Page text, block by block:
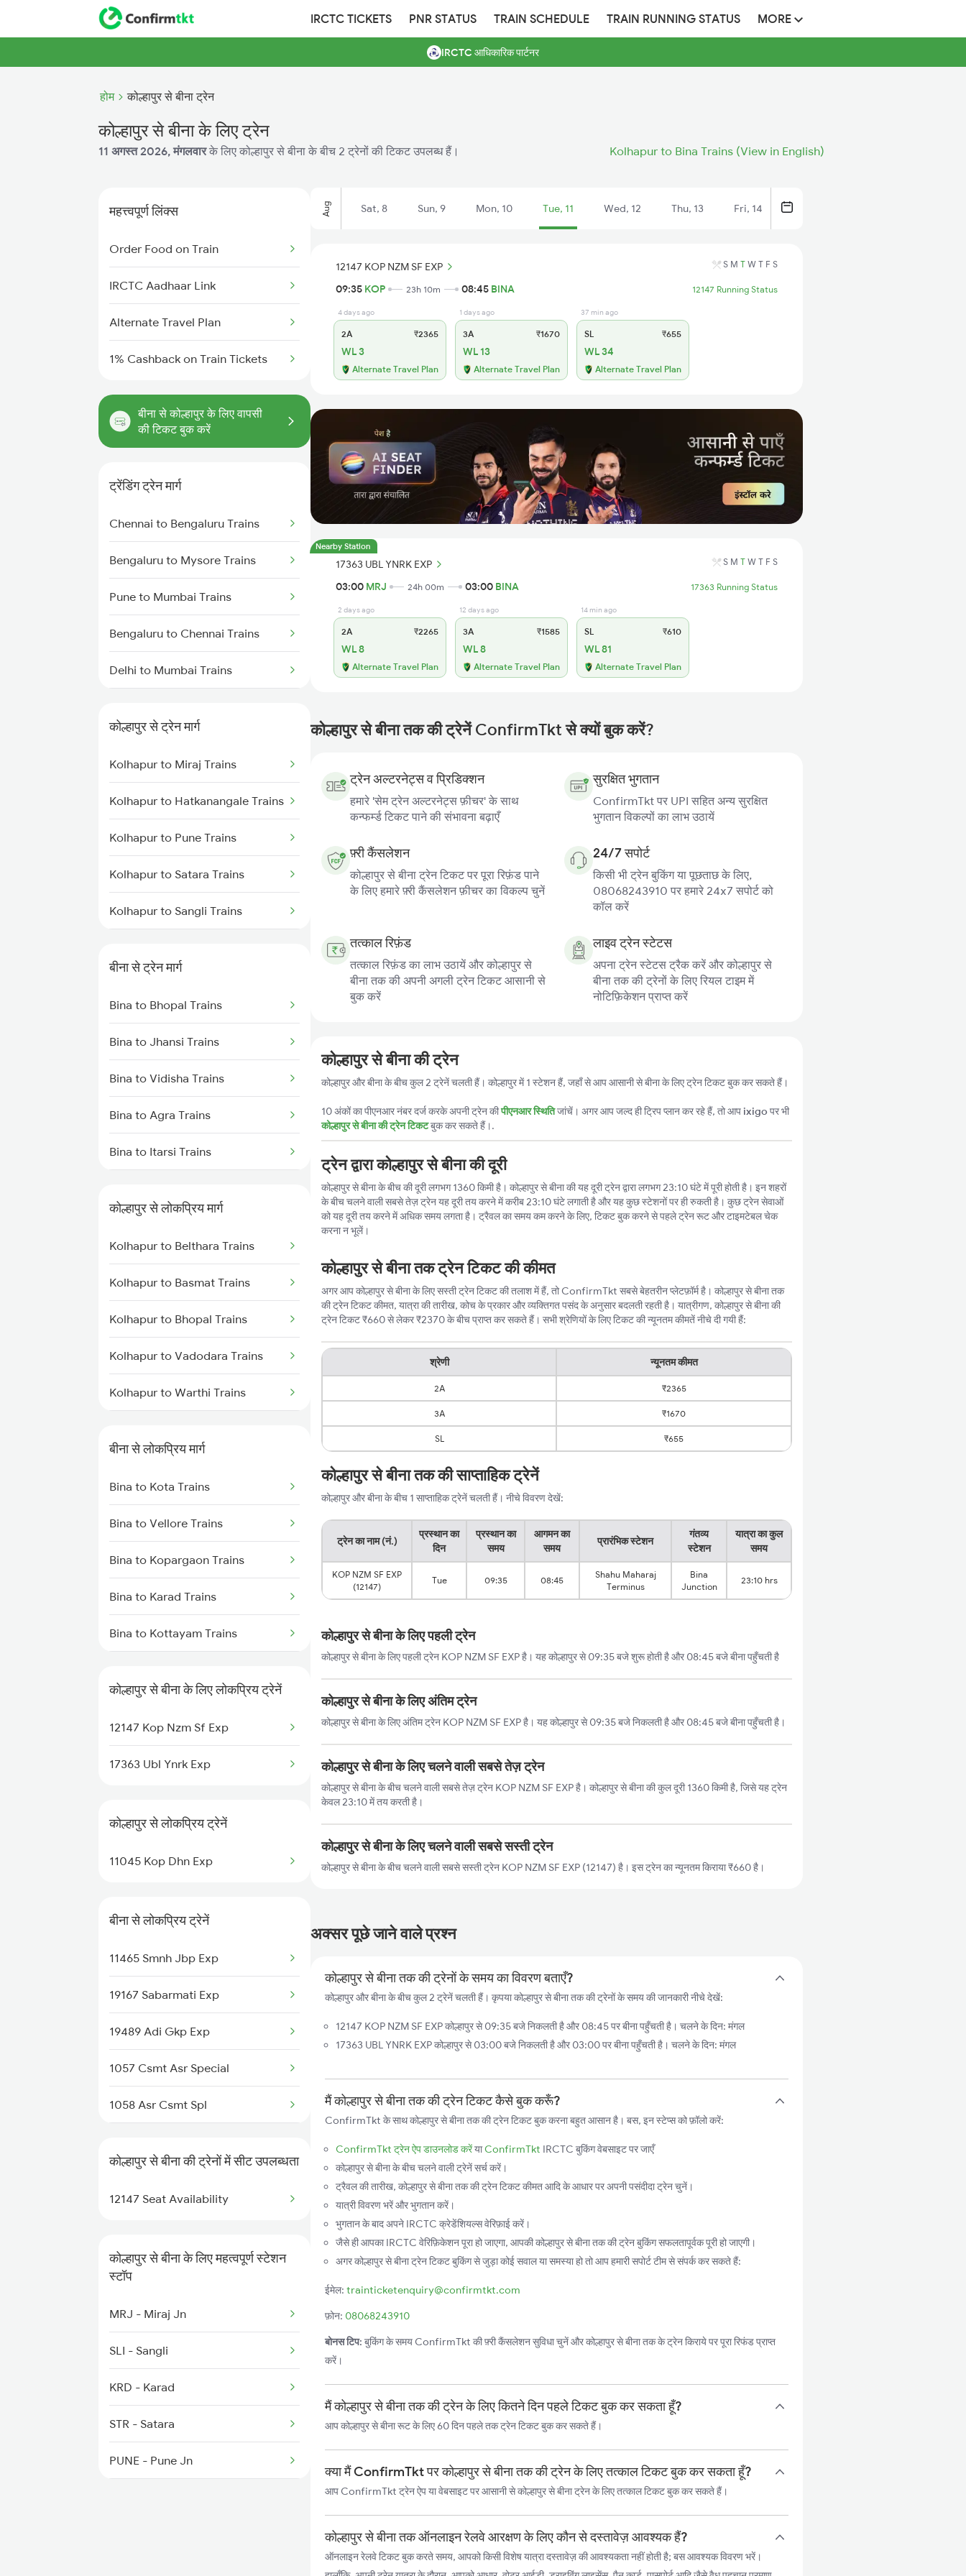
IRCTC TICKETS PNR STATUS TRAIN SCHEDULE TRAIN RUNNING STATUS MORE
IRCTC आधिकारिक पार्टनर
होम कोल्हापुर से बीना ट्रेन
कोल्हापुर से बीना के लिए ट्रेन
11 अगस्त 2026, मंगलवारके लिए कोल्हापुर से बीना के बीच 2 ट्रेनों की टिकट उपलब्ध हैं। Kolhapur to Bina Trains (View in English)
महत्त्वपूर्ण लिंक्स
Order Food on Train
IRCTC Aadhaar Link
Alternate Travel Plan
1% Cashback on Train Tickets
बीना से कोल्हापुर के लिए वापसी
की टिकट बुक करें
ट्रेंडिंग ट्रेन मार्ग
Chennai to Bengaluru Trains
Bengaluru to Mysore Trains
Pune to Mumbai Trains
Bengaluru to Chennai Trains
Delhi to Mumbai Trains
Mumbai to Delhi Trains
Mumbai to Goa Trains
Chennai to Coimbatore Trains
कोल्हापुर से ट्रेन मार्ग
Kolhapur to Miraj Trains
Kolhapur to Hatkanangale Trains
Kolhapur to Pune Trains
Kolhapur to Satara Trains
Kolhapur to Sangli Trains
बीना से ट्रेन मार्ग
Bina to Bhopal Trains
Bina to Jhansi Trains
Bina to Vidisha Trains
Bina to Agra Trains
Bina to Itarsi Trains
Bina to Mathura Trains
कोल्हापुर से लोकप्रिय मार्ग
Kolhapur to Belthara Trains
Kolhapur to Basmat Trains
Kolhapur to Bhopal Trains
Kolhapur to Vadodara Trains
Kolhapur to Warthi Trains
Kolhapur to Barshi Trains
Kolhapur to Chandur Trains
बीना से लोकप्रिय मार्ग
Bina to Kota Trains
Bina to Vellore Trains
Bina to Kopargaon Trains
Bina to Karad Trains
Bina to Kottayam Trains
Bina to Kurduwadi Trains
Bina to Kamakhya Trains
कोल्हापुर से बीना के लिए लोकप्रिय ट्रेनें
12147 Kop Nzm Sf Exp
17363 Ubl Ynrk Exp
कोल्हापुर से लोकप्रिय ट्रेनें
11045 Kop Dhn Exp
बीना से लोकप्रिय ट्रेनें
11465 Smnh Jbp Exp
19167 Sabarmati Exp
19489 Adi Gkp Exp
1057 Csmt Asr Special
1058 Asr Csmt Spl
1078 Jhelum Covid
1271 Et Bpl Special
1272 Bpl Et Special
कोल्हापुर से बीना की ट्रेनों में सीट उपलब्धता
12147 Seat Availability
कोल्हापुर से बीना के लिए महत्वपूर्ण स्टेशन
स्टॉप
MRJ - Miraj Jn
SLI - Sangli
KRD - Karad
STR - Satara
PUNE - Pune Jn
Aug Sat, 8 Sun, 9 Mon, 10 Tue, 11 Wed, 12 Thu, 13 Fri, 14
12147 KOP NZM SF EXP S M T W T F S
09:35 KOP 23h 10m 08:45 BINA 12147 Running Status
4 days ago
2A ₹2365
WL 3
Alternate Travel Plan
1 days ago
3A ₹1670
WL 13
Alternate Travel Plan
37 min ago
SL ₹655
WL 34
Alternate Travel Plan
Nearby Station
17363 UBL YNRK EXP S M T W T F S
03:00 MRJ 24h 00m 03:00 BINA 17363 Running Status
2 days ago
2A ₹2265
WL 8
Alternate Travel Plan
12 days ago
3A ₹1585
WL 8
Alternate Travel Plan
14 min ago
SL ₹610
WL 81
Alternate Travel Plan
कोल्हापुर से बीना तक की ट्रेनें ConfirmTkt से क्यों बुक करें?
ट्रेन अल्टरनेट्स व प्रिडिक्शन
हमारे 'सेम ट्रेन अल्टरनेट्स फ़ीचर' के साथ
कन्फर्म्ड टिकट पाने की संभावना बढ़ाएँ
सुरक्षित भुगतान
ConfirmTkt पर UPI सहित अन्य सुरक्षित
भुगतान विकल्पों का लाभ उठायें
फ़्री कैंसलेशन
कोल्हापुर से बीना ट्रेन टिकट पर पूरा रिफ़ंड पाने
के लिए हमारे फ़्री कैंसलेशन फ़ीचर का विकल्प चुनें
24/7 सपोर्ट
किसी भी ट्रेन बुकिंग या पूछताछ के लिए,
08068243910 पर हमारे 24x7 सपोर्ट को
कॉल करें
तत्काल रिफ़ंड
तत्काल रिफ़ंड का लाभ उठायें और कोल्हापुर से
बीना तक की अपनी अगली ट्रेन टिकट आसानी से
बुक करें
लाइव ट्रेन स्टेटस
अपना ट्रेन स्टेटस ट्रैक करें और कोल्हापुर से
बीना तक की ट्रेनों के लिए रियल टाइम में
नोटिफ़िकेशन प्राप्त करें
कोल्हापुर से बीना की ट्रेन
कोल्हापुर और बीना के बीच कुल 2 ट्रेनें चलती हैं। कोल्हापुर में 1 स्टेशन हैं, जहाँ से आप आसानी से बीना के लिए ट्रेन टिकट बुक कर सकते हैं।
10 अंकों का पीएनआर नंबर दर्ज करके अपनी ट्रेन कीपीएनआर स्थितिजांचें। अगर आप जल्द ही ट्रिप प्लान कर रहे हैं, तो आप ixigoपर भी
कोल्हापुर से बीना की ट्रेन टिकटबुक कर सकते हैं।.
ट्रेन द्वारा कोल्हापुर से बीना की दूरी
कोल्हापुर से बीना के बीच की दूरी लगभग 1360 किमी है। कोल्हापुर से बीना की यह दूरी ट्रेन द्वारा लगभग 23:10 घंटे में पूरी होती है। इन शहरों
के बीच चलने वाली सबसे तेज़ ट्रेन यह दूरी तय करने में करीब 23:10 घंटे लगाती है और यह कुछ स्टेशनों पर ही रुकती है। कुछ ट्रेन सेवाओं
को यह दूरी तय करने में अधिक समय लगता है। ट्रैवल का समय कम करने के लिए, टिकट बुक करने से पहले ट्रेन रूट और टाइमटेबल चेक
करना न भूलें।
कोल्हापुर से बीना तक ट्रेन टिकट की कीमत
अगर आप कोल्हापुर से बीना के लिए सस्ती ट्रेन टिकट की तलाश में हैं, तो ConfirmTkt सबसे बेहतरीन प्लेटफ़ॉर्म है। कोल्हापुर से बीना तक
की ट्रेन टिकट कीमत, यात्रा की तारीख, कोच के प्रकार और व्यक्तिगत पसंद के अनुसार बदलती रहती है। यात्रीगण, कोल्हापुर से बीना की
ट्रेन टिकट ₹660 से लेकर ₹2370 के बीच प्राप्त कर सकते हैं। सभी श्रेणियों के लिए टिकट की न्यूनतम कीमतें नीचे दी गयी हैं:
श्रेणी न्यूनतम कीमत
2A ₹2365
3A ₹1670
SL ₹655
कोल्हापुर से बीना तक की साप्ताहिक ट्रेनें
कोल्हापुर और बीना के बीच 1 साप्ताहिक ट्रेनें चलती हैं। नीचे विवरण देखें:
ट्रेन का नाम (नं.)
प्रस्थान का
दिन
प्रस्थान का
समय
आगमन का
समय
प्रारंभिक स्टेशन
गंतव्य
स्टेशन
यात्रा का कुल
समय
KOP NZM SF EXP
(12147)
Tue 09:35 08:45
Shahu Maharaj
Terminus
Bina
Junction
23:10 hrs
कोल्हापुर से बीना के लिए पहली ट्रेन
कोल्हापुर से बीना के लिए पहली ट्रेन KOP NZM SF EXP है। यह कोल्हापुर से 09:35 बजे शुरू होती है और 08:45 बजे बीना पहुँचती है
कोल्हापुर से बीना के लिए अंतिम ट्रेन
कोल्हापुर से बीना के लिए अंतिम ट्रेन KOP NZM SF EXP है। यह कोल्हापुर से 09:35 बजे निकलती है और 08:45 बजे बीना पहुँचती है।
कोल्हापुर से बीना के लिए चलने वाली सबसे तेज़ ट्रेन
कोल्हापुर से बीना के बीच चलने वाली सबसे तेज़ ट्रेन KOP NZM SF EXP है। कोल्हापुर से बीना की कुल दूरी 1360 किमी है, जिसे यह ट्रेन
केवल 23:10 में तय करती है।
कोल्हापुर से बीना के लिए चलने वाली सबसे सस्ती ट्रेन
कोल्हापुर से बीना के बीच चलने वाली सबसे सस्ती ट्रेन KOP NZM SF EXP (12147) है। इस ट्रेन का न्यूनतम किराया ₹660 है।
अक्सर पूछे जाने वाले प्रश्न
कोल्हापुर से बीना तक की ट्रेनों के समय का विवरण बताएँ?
कोल्हापुर और बीना के बीच कुल 2 ट्रेनें चलती हैं। कृपया कोल्हापुर से बीना तक की ट्रेनों के समय की जानकारी नीचे देखें:
12147 KOP NZM SF EXP कोल्हापुर से 09:35 बजे निकलती है और 08:45 पर बीना पहुँचती है। चलने के दिन: मंगल
17363 UBL YNRK EXP कोल्हापुर से 03:00 बजे निकलती है और 03:00 पर बीना पहुँचती है। चलने के दिन: मंगल
मैं कोल्हापुर से बीना तक की ट्रेन टिकट कैसे बुक करूँ?
ConfirmTkt के साथ कोल्हापुर से बीना तक की ट्रेन टिकट बुक करना बहुत आसान है। बस, इन स्टेप्स को फ़ॉलो करें:
ConfirmTkt ट्रेन ऐप डाउनलोड करेंयाConfirmTkt IRCTC बुकिंग वेबसाइट पर जाएँ
कोल्हापुर से बीना के बीच चलने वाली ट्रेनें सर्च करें।
ट्रैवल की तारीख, कोल्हापुर से बीना तक की ट्रेन टिकट कीमत आदि के आधार पर अपनी पसंदीदा ट्रेन चुनें।
यात्री विवरण भरें और भुगतान करें।
भुगतान के बाद अपने IRCTC क्रेडेंशियल्स वेरिफ़ाई करें।
जैसे ही आपका IRCTC वेरिफ़िकेशन पूरा हो जाएगा, आपकी कोल्हापुर से बीना तक की ट्रेन बुकिंग सफलतापूर्वक पूरी हो जाएगी।
अगर कोल्हापुर से बीना ट्रेन टिकट बुकिंग से जुड़ा कोई सवाल या समस्या हो तो आप हमारी सपोर्ट टीम से संपर्क कर सकते हैं:
ईमेल: trainticketenquiry@confirmtkt.com
फ़ोन: 08068243910
बोनस टिप: बुकिंग के समय ConfirmTkt की फ़्री कैंसलेशन सुविधा चुनें और कोल्हापुर से बीना तक के ट्रेन किराये पर पूरा रिफंड प्राप्त
करें।
मैं कोल्हापुर से बीना तक की ट्रेन के लिए कितने दिन पहले टिकट बुक कर सकता हूँ?
आप कोल्हापुर से बीना रूट के लिए 60 दिन पहले तक ट्रेन टिकट बुक कर सकते हैं।
क्या मैं ConfirmTkt पर कोल्हापुर से बीना तक की ट्रेन के लिए तत्काल टिकट बुक कर सकता हूँ?
आप ConfirmTkt ट्रेन ऐप या वेबसाइट पर आसानी से कोल्हापुर से बीना ट्रेन के लिए तत्काल टिकट बुक कर सकते हैं।
कोल्हापुर से बीना तक ऑनलाइन रेलवे आरक्षण के लिए कौन से दस्तावेज़ आवश्यक हैं?
ऑनलाइन रेलवे टिकट बुक करते समय, आपको किसी विशेष यात्रा दस्तावेज़ की आवश्यकता नहीं होती है; बस आवश्यक विवरण भरें।